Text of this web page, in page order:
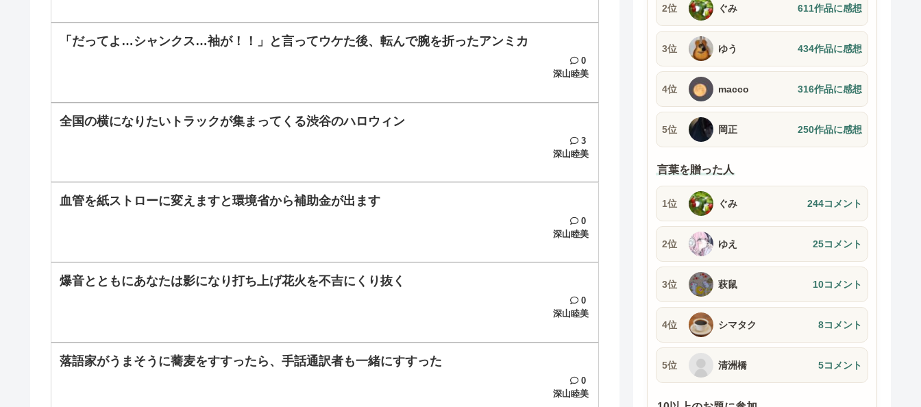
「だってよ…シャンクス…袖が！！」と言ってウケた後、転んで腕を折ったアンミカ
0
深山睦美
全国の横になりたいトラックが集まってくる渋谷のハロウィン
3
深山睦美
血管を紙ストローに変えますと環境省から補助金が出ます
0
深山睦美
爆音とともにあなたは影になり打ち上げ花火を不吉にくり抜く
0
深山睦美
落語家がうまそうに蕎麦をすすったら、手話通訳者も一緒にすすった
0
深山睦美
2位 ぐみ 611作品に感想
3位 ゆう 434作品に感想
4位 macco 316作品に感想
5位 岡正 250作品に感想
言葉を贈った人
1位 ぐみ 244コメント
2位 ゆえ 25コメント
3位 萩鼠 10コメント
4位 シマタク 8コメント
5位 清洲橋 5コメント